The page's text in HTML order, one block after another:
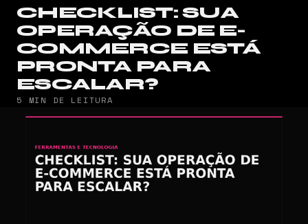
CHECKLIST: SUA
OPERAÇÃO DE E-
COMMERCE ESTÁ
PRONTA PARA
ESCALAR?
5 MIN DE LEITURA